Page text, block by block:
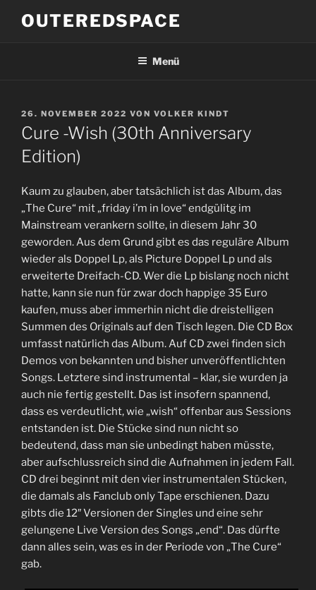
InhaltOUTEREDSPACE
Menü
VERÖFFENTLICHT
AM
26. NOVEMBER 2022 VON VOLKER KINDT
Cure -Wish (30th Anniversary
Edition)
Kaum zu glauben, aber tatsächlich ist das Album, das
„The Cure“ mit „friday i’m in love“ endgülitg im
Mainstream verankern sollte, in diesem Jahr 30
geworden. Aus dem Grund gibt es das reguläre Album
wieder als Doppel Lp, als Picture Doppel Lp und als
erweiterte Dreifach-CD. Wer die Lp bislang noch nicht
hatte, kann sie nun für zwar doch happige 35 Euro
kaufen, muss aber immerhin nicht die dreistelligen
Summen des Originals auf den Tisch legen. Die CD Box
umfasst natürlich das Album. Auf CD zwei finden sich
Demos von bekannten und bisher unveröffentlichten
Songs. Letztere sind instrumental – klar, sie wurden ja
auch nie fertig gestellt. Das ist insofern spannend,
dass es verdeutlicht, wie „wish“ offenbar aus Sessions
entstanden ist. Die Stücke sind nun nicht so
bedeutend, dass man sie unbedingt haben müsste,
aber aufschlussreich sind die Aufnahmen in jedem Fall.
CD drei beginnt mit den vier instrumentalen Stücken,
die damals als Fanclub only Tape erschienen. Dazu
gibts die 12″ Versionen der Singles und eine sehr
gelungene Live Version des Songs „end“. Das dürfte
dann alles sein, was es in der Periode von „The Cure“
gab.